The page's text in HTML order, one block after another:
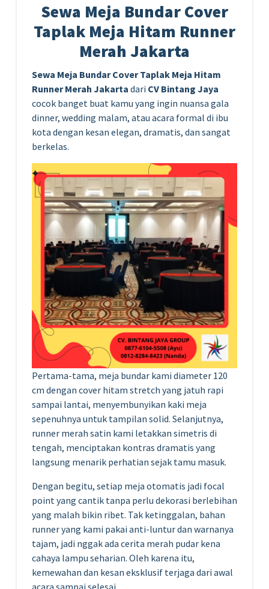
Sewa Meja Bundar Cover
Taplak Meja Hitam Runner
Merah Jakarta
Sewa Meja Bundar Cover Taplak Meja Hitam
Runner Merah Jakarta dari CV Bintang Jaya
cocok banget buat kamu yang ingin nuansa gala
dinner, wedding malam, atau acara formal di ibu
kota dengan kesan elegan, dramatis, dan sangat
berkelas.
Pertama-tama, meja bundar kami diameter 120
cm dengan cover hitam stretch yang jatuh rapi
sampai lantai, menyembunyikan kaki meja
sepenuhnya untuk tampilan solid. Selanjutnya,
runner merah satin kami letakkan simetris di
tengah, menciptakan kontras dramatis yang
langsung menarik perhatian sejak tamu masuk.
Dengan begitu, setiap meja otomatis jadi focal
point yang cantik tanpa perlu dekorasi berlebihan
yang malah bikin ribet. Tak ketinggalan, bahan
runner yang kami pakai anti-luntur dan warnanya
tajam, jadi nggak ada cerita merah pudar kena
cahaya lampu seharian. Oleh karena itu,
kemewahan dan kesan eksklusif terjaga dari awal
acara sampai selesai.